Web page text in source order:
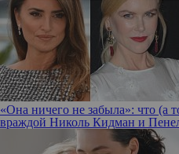
«Она ничего не забыла»: что (а
враждой Николь Кидман и